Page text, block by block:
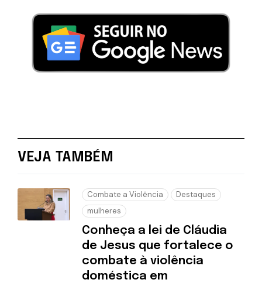
VEJA TAMBÉM
Combate a Violência
Destaques
mulheres
Conheça a lei de Cláudia
de Jesus que fortalece o
combate à violência
doméstica em